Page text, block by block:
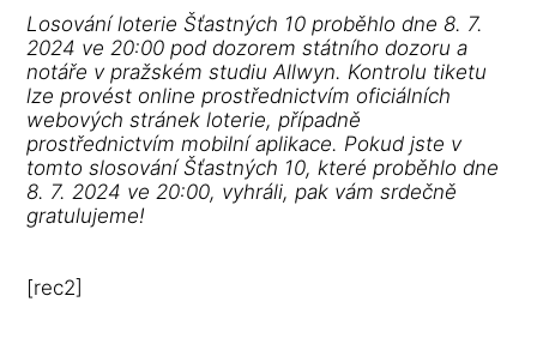
Losování loterie Šťastných 10 proběhlo dne 8. 7.
2024 ve 20:00 pod dozorem státního dozoru a
notáře v pražském studiu Allwyn. Kontrolu tiketu
lze provést online prostřednictvím oficiálních
webových stránek loterie, případně
prostřednictvím mobilní aplikace. Pokud jste v
tomto slosování Šťastných 10, které proběhlo dne
8. 7. 2024 ve 20:00, vyhráli, pak vám srdečně
gratulujeme!
[rec2]